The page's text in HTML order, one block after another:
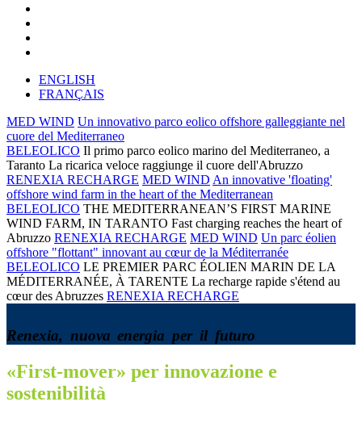
ENGLISH
FRANÇAIS
MED WIND Un innovativo parco eolico offshore galleggiante nel
cuore del Mediterraneo
BELEOLICO Il primo parco eolico marino del Mediterraneo, a
Taranto La ricarica veloce raggiunge il cuore dell'Abruzzo
RENEXIA RECHARGE MED WIND An innovative 'floating'
offshore wind farm in the heart of the Mediterranean
BELEOLICO THE MEDITERRANEAN’S FIRST MARINE
WIND FARM, IN TARANTO Fast charging reaches the heart of
Abruzzo RENEXIA RECHARGE MED WIND Un parc éolien
offshore "flottant" innovant au cœur de la Méditerranée
BELEOLICO LE PREMIER PARC ÉOLIEN MARIN DE LA
MÉDITERRANÉE, À TARENTE La recharge rapide s'étend au
cœur des Abruzzes RENEXIA RECHARGE
Renexia, nuova energia per il futuro
«First-mover» per innovazione e
sostenibilità